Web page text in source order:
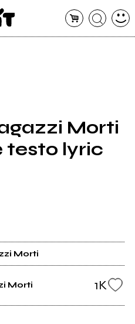
Morti
testo lyric
Morti
Morti 1K